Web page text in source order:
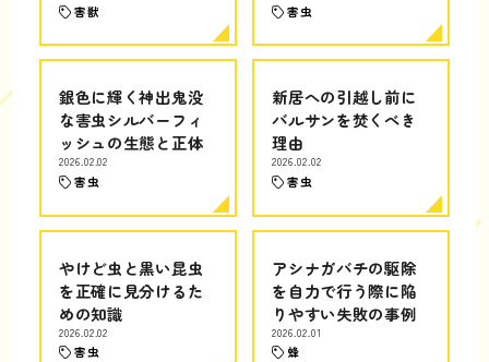
害獣 害虫
銀色に輝く神出鬼没
な害虫シルバーフィ
ッシュの生態と正体
2026.02.02
害虫
新居への引越し前に
バルサンを焚くべき
理由
2026.02.02
害虫
やけど虫と黒い昆虫
を正確に見分けるた
めの知識
2026.02.02
害虫
アシナガバチの駆除
を自力で行う際に陥
りやすい失敗の事例
2026.02.01
蜂